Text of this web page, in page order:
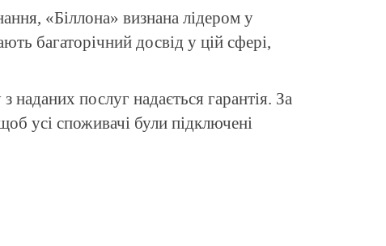
«Біллона» визнана лідером у
багаторічний досвід у цій сфері,
наданих послуг надається гарантія. За
усі споживачі були підключені